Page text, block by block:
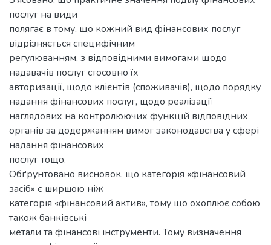
послуг на види
полягає в тому, що кожний вид фінансових послуг
відрізняється специфічним
регулюванням, з відповідними вимогами щодо
надавачів послуг стосовно їх
авторизації, щодо клієнтів (споживачів), щодо порядку
надання фінансових послуг, щодо реалізації
наглядових на контролюючих функцій відповідних
органів за додержанням вимог законодавства у сфері
надання фінансових
послуг тощо.
Обґрунтовано висновок, що категорія «фінансовий
засіб» є ширшою ніж
категорія «фінансовий актив», тому що охоплює собою
також банківські
метали та фінансові інструменти. Тому визначення